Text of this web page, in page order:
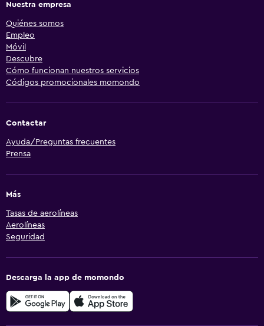
Nuestra empresa
Quiénes somos
Empleo
Móvil
Descubre
Cómo funcionan nuestros servicios
Códigos promocionales momondo
Contactar
Ayuda/Preguntas frecuentes
Prensa
Más
Tasas de aerolíneas
Aerolíneas
Seguridad
Descarga la app de momondo